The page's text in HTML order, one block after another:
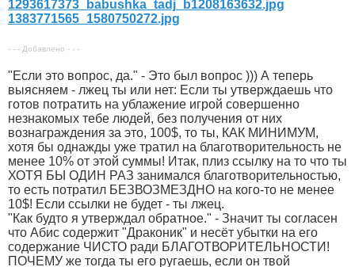
1293617373_babushka_tadj_b1208163632.jpg
1383771565_1580750272.jpg
- - - Добавлено - - -
"Если это вопрос, да." - Это был вопрос ))) А теперь
выясняем - лжец ты или нет: Если ты утверждаешь что
готов потратить на ублажение игрой совершенно
незнакомых тебе людей, без получения от них
вознаграждения за это, 100$, то ты, КАК МИНИМУМ,
хотя бы однажды уже тратил на благотворительность не
менее 10% от этой суммы! Итак, плиз ссылку на то что ты
ХОТЯ БЫ ОДИН РАЗ занимался благотворительностью,
то есть потратил БЕЗВОЗМЕЗДНО на кого-то не менее
10$! Если ссылки не будет - ты лжец.
"Как будто я утверждал обратное." - Значит ты согласен
что Абис содержит "Драконик" и несёт убытки на его
содержание ЧИСТО ради БЛАГОТВОРИТЕЛЬНОСТИ!
ПОЧЕМУ же тогда ты его ругаешь, если он твой